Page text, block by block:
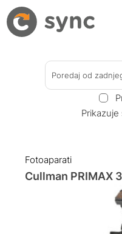
Poredaj od
Fotoaparati
Cullman PRIMAX